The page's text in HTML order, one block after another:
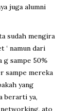
juga alumni
sudah mengira
‘ namun dari
g sampe 50%
sampe mereka
yang
berarti ya,
networking, ato